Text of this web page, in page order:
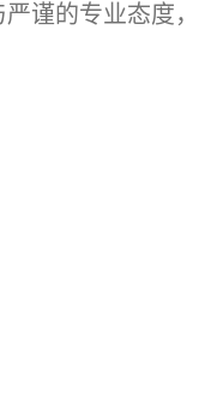
谨的专业态度，